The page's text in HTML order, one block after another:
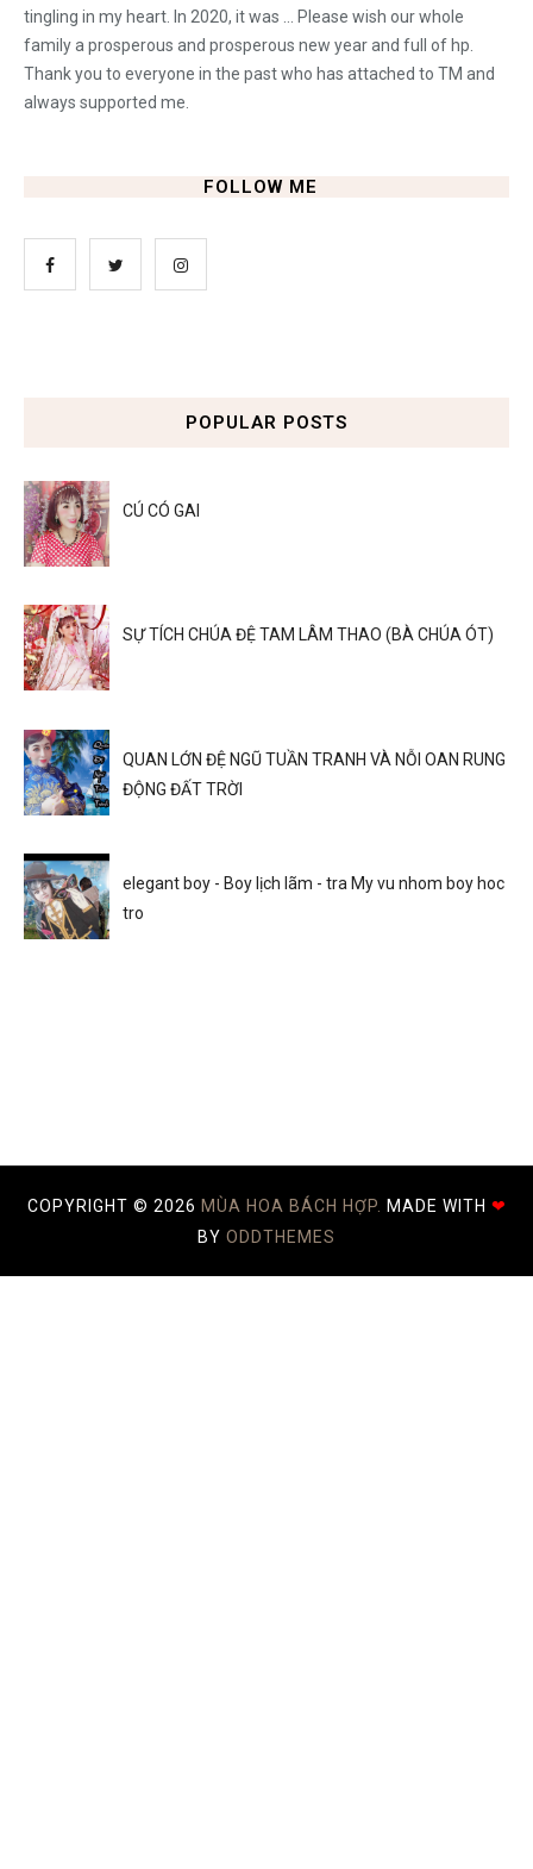
tingling in my heart. In 2020, it was ... Please wish our whole
family a prosperous and prosperous new year and full of hp.
Thank you to everyone in the past who has attached to TM and
always supported me.
FOLLOW ME
POPULAR POSTS
CÚ CÓ GAI
SỰ TÍCH CHÚA ĐỆ TAM LÂM THAO (BÀ CHÚA ÓT)
QUAN LỚN ĐỆ NGŨ TUẦN TRANH VÀ NỖI OAN RUNG
ĐỘNG ĐẤT TRỜI
elegant boy - Boy lịch lãm - tra My vu nhom boy hoc
tro
COPYRIGHT © 2026 MÙA HOA BÁCH HỢP. MADE WITH ❤
BY ODDTHEMES